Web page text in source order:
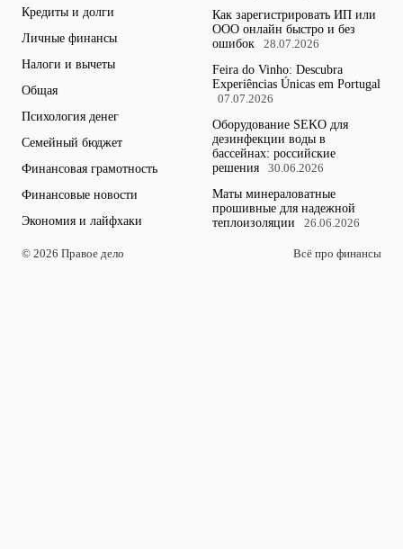
Кредиты и долги
Личные финансы
Налоги и вычеты
Общая
Психология денег
Семейный бюджет
Финансовая грамотность
Финансовые новости
Экономия и лайфхаки
Как зарегистрировать ИП или
ООО онлайн быстро и без
ошибок
28.07.2026
Feira do Vinho: Descubra
Experiências Únicas em Portugal
07.07.2026
Оборудование SEKO для
дезинфекции воды в
бассейнах: российские
решения
30.06.2026
Маты минераловатные
прошивные для надежной
теплоизоляции
26.06.2026
© 2026 Правое дело Всё про финансы